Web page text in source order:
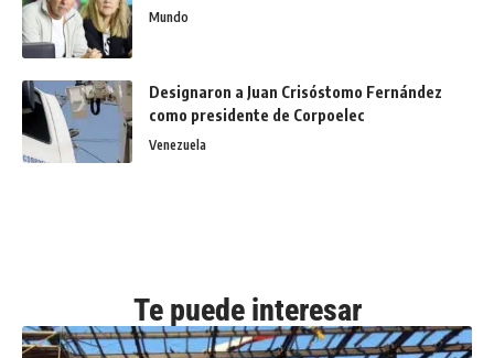
Mundo
Designaron a Juan Crisóstomo Fernández
como presidente de Corpoelec
Venezuela
Te puede interesar